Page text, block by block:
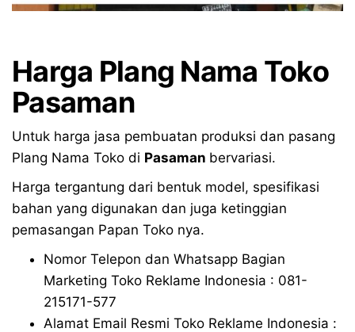
Harga Plang Nama Toko
Pasaman
Untuk harga jasa pembuatan produksi dan pasang
Plang Nama Toko di Pasaman bervariasi.
Harga tergantung dari bentuk model, spesifikasi
bahan yang digunakan dan juga ketinggian
pemasangan Papan Toko nya.
Nomor Telepon dan Whatsapp Bagian
Marketing Toko Reklame Indonesia : 081-
215171-577
Alamat Email Resmi Toko Reklame Indonesia :